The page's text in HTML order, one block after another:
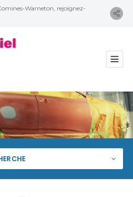
Warneton, rejoignez-